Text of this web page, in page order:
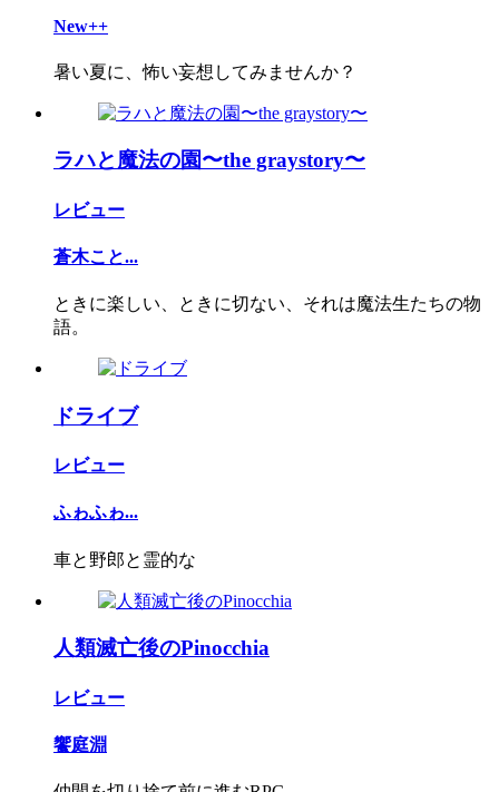
New++
暑い夏に、怖い妄想してみませんか？
ラハと魔法の園〜the graystory〜
レビュー
蒼木こと...
ときに楽しい、ときに切ない、それは魔法生たちの物
語。
ドライブ
レビュー
ふゎふゎ...
車と野郎と霊的な
人類滅亡後のPinocchia
レビュー
饗庭淵